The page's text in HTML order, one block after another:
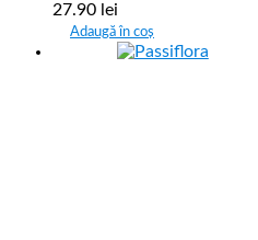
27.90 lei
Adaugă în coș